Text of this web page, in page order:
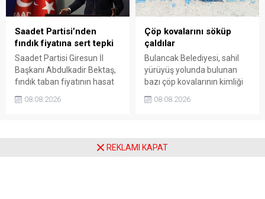
farklarının araştırılması
gerektiğini söyledi.
Saadet Partisi’nden
fındık fiyatına sert tepki
Saadet Partisi Giresun İl
Başkanı Abdulkadir Bektaş,
fındık taban fiyatının hasat
başlamasına rağmen
açıklanmamasına tepki
edecek taban fiyatın en az
08.08.2026
Çöp kovalarını söküp
çaldılar
Bulancak Belediyesi, sahil
yürüyüş yolunda bulunan
bazı çöp kovalarının kimliği
belirsiz kişi ya da kişilerce
sökülerek çalındığını açıkladı.
desteği istedi.
08.08.2026
REKLAMI KAPAT